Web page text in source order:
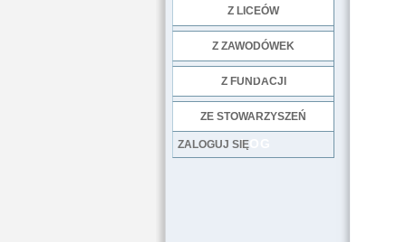
Z LICEÓW
Z ZAWODÓWEK
Z FUNDACJI
ZE STOWARZYSZEŃ
LOG
ZALOGUJ SIĘ